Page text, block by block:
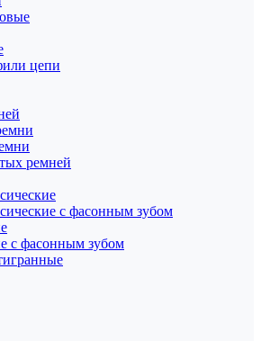
цепи
ремней
с фасонным зубом
с фасонным зубом